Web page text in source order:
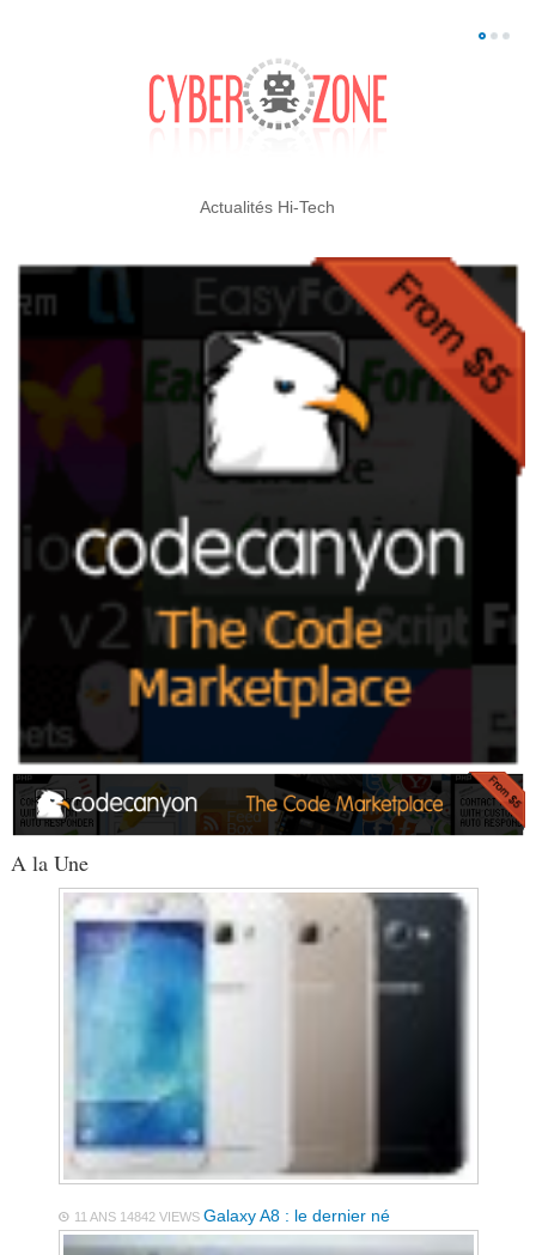
Actualités Hi-Tech
A la Une
11 ANS 14842 VIEWSGalaxy A8 : le dernier né